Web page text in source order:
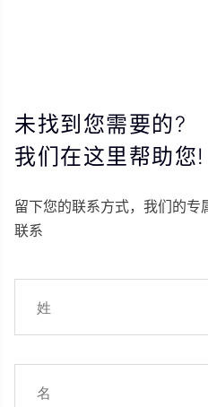
未找到您需要的?
我们在这里帮助您!
留下您的联系方式，我们的专
联系